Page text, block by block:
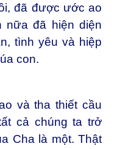
đã được ước ao
nữa đã hiện diện
tình yêu và hiệp
con.
và tha thiết cầu
cả chúng ta trở
Cha là một. Thật